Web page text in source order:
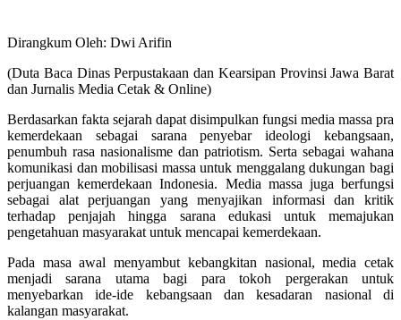
Dirangkum Oleh: Dwi Arifin
(Duta Baca Dinas Perpustakaan dan Kearsipan Provinsi Jawa Barat
dan Jurnalis Media Cetak & Online)
Berdasarkan fakta sejarah dapat disimpulkan fungsi media massa pra
kemerdekaan sebagai sarana penyebar ideologi kebangsaan,
penumbuh rasa nasionalisme dan patriotism. Serta sebagai wahana
komunikasi dan mobilisasi massa untuk menggalang dukungan bagi
perjuangan kemerdekaan Indonesia. Media massa juga berfungsi
sebagai alat perjuangan yang menyajikan informasi dan kritik
terhadap penjajah hingga sarana edukasi untuk memajukan
pengetahuan masyarakat untuk mencapai kemerdekaan.
Pada masa awal menyambut kebangkitan nasional, media cetak
menjadi sarana utama bagi para tokoh pergerakan untuk
menyebarkan ide-ide kebangsaan dan kesadaran nasional di
kalangan masyarakat.